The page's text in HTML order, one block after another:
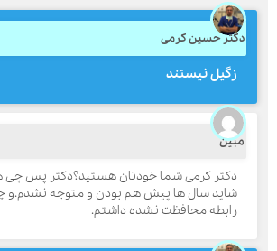
دکتر حسین کرمی
زگیل نیستند
دکتر کرمی شما خودتان هستید؟دکتر پس چی
شاید سال ها پیش هم بودن و متوجه نشدم.و
رابطه محافظت نشده داشتم.